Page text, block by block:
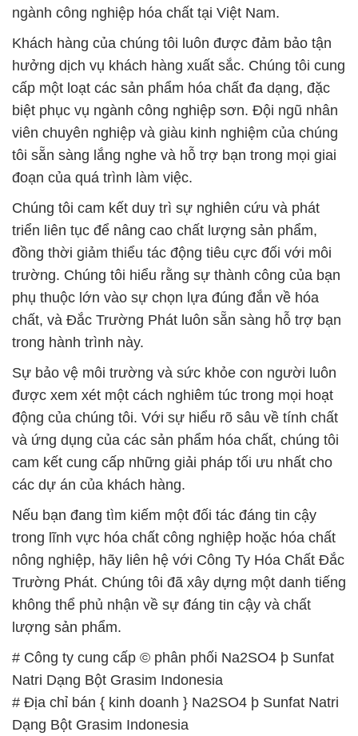
ngành công nghiệp hóa chất tại Việt Nam.
Khách hàng của chúng tôi luôn được đảm bảo tận
hưởng dịch vụ khách hàng xuất sắc. Chúng tôi cung
cấp một loạt các sản phẩm hóa chất đa dạng, đặc
biệt phục vụ ngành công nghiệp sơn. Đội ngũ nhân
viên chuyên nghiệp và giàu kinh nghiệm của chúng
tôi sẵn sàng lắng nghe và hỗ trợ bạn trong mọi giai
đoạn của quá trình làm việc.
Chúng tôi cam kết duy trì sự nghiên cứu và phát
triển liên tục để nâng cao chất lượng sản phẩm,
đồng thời giảm thiểu tác động tiêu cực đối với môi
trường. Chúng tôi hiểu rằng sự thành công của bạn
phụ thuộc lớn vào sự chọn lựa đúng đắn về hóa
chất, và Đắc Trường Phát luôn sẵn sàng hỗ trợ bạn
trong hành trình này.
Sự bảo vệ môi trường và sức khỏe con người luôn
được xem xét một cách nghiêm túc trong mọi hoạt
động của chúng tôi. Với sự hiểu rõ sâu về tính chất
và ứng dụng của các sản phẩm hóa chất, chúng tôi
cam kết cung cấp những giải pháp tối ưu nhất cho
các dự án của khách hàng.
Nếu bạn đang tìm kiếm một đối tác đáng tin cậy
trong lĩnh vực hóa chất công nghiệp hoặc hóa chất
nông nghiệp, hãy liên hệ với Công Ty Hóa Chất Đắc
Trường Phát. Chúng tôi đã xây dựng một danh tiếng
không thể phủ nhận về sự đáng tin cậy và chất
lượng sản phẩm.
# Công ty cung cấp © phân phối Na2SO4 þ Sunfat
Natri Dạng Bột Grasim Indonesia
# Địa chỉ bán { kinh doanh } Na2SO4 þ Sunfat Natri
Dạng Bột Grasim Indonesia